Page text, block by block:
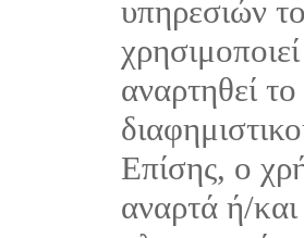
υπηρεσιών
αναρτηθεί
Επίσης, ο
αναρτά ή/και